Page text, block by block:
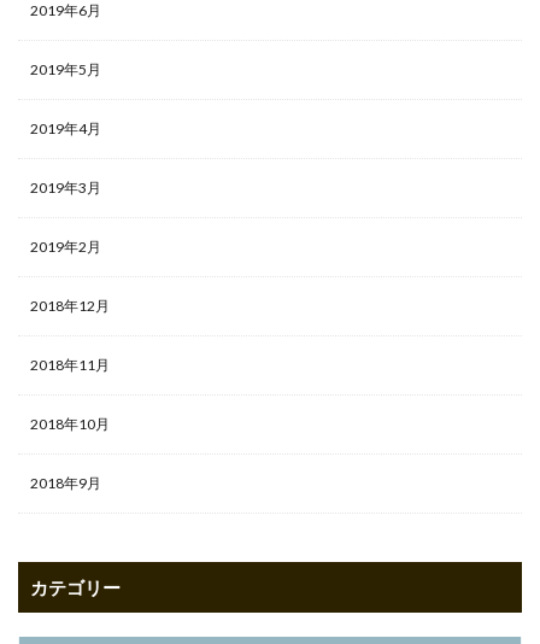
2019年6月
2019年5月
2019年4月
2019年3月
2019年2月
2018年12月
2018年11月
2018年10月
2018年9月
カテゴリー